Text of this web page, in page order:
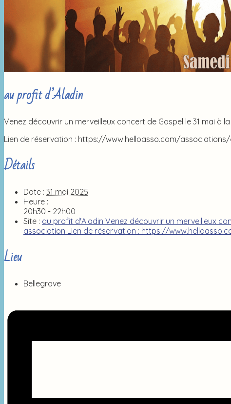
au profit d’Aladin
Venez découvrir un merveilleux concert de Gospel le 31 mai à
Lien de réservation : https://www.helloasso.com/
Détails
Date : 31 mai 2025
Heure :
20h30 - 22h00
Site : au profit d'Aladin Venez découvrir un merveilleux
association Lien de réservation : https://
Lieu
Bellegrave